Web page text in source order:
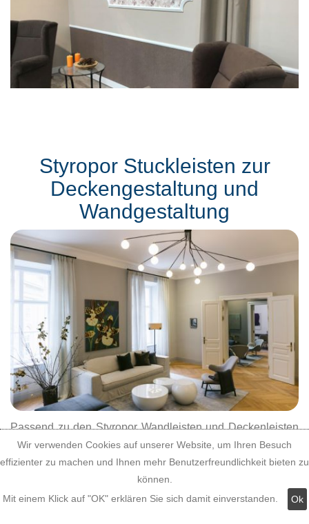
Styropor Stuckleisten zur
Deckengestaltung und
Wandgestaltung
Passend zu den Styropor Wandleisten und Deckenleisten
haben wir auch Stuckleisten Styropor für den Übergang
von der Wand zur Decke im Sortiment. Die Stuckprofile aus
Styropor sind ebenfalls Zierleisten für die Innendekoration.
Die Gardinenschienen lassen sich elegant und einfach
Wir verwenden Cookies auf unserer Website, um Ihren Besuch
effizienter zu machen und Ihnen mehr Benutzerfreundlichkeit bieten zu
können.
Mit einem Klick auf "OK" erklären Sie sich damit einverstanden.
Ok